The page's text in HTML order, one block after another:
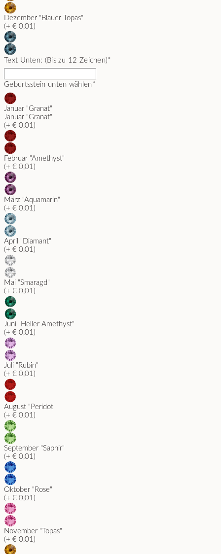
Dezember "Blauer Topas"
(+ € 0,01)
Text Unten: (Bis zu 12 Zeichen)*
Geburtsstein unten wählen*
Januar "Granat"
Januar "Granat"
(+ € 0,01)
Februar "Amethyst"
(+ € 0,01)
März "Aquamarin"
(+ € 0,01)
April "Diamant"
(+ € 0,01)
Mai "Smaragd"
(+ € 0,01)
Juni "Heller Amethyst"
(+ € 0,01)
Juli "Rubin"
(+ € 0,01)
August "Peridot"
(+ € 0,01)
September "Saphir"
(+ € 0,01)
Oktober "Rose"
(+ € 0,01)
November "Topas"
(+ € 0,01)